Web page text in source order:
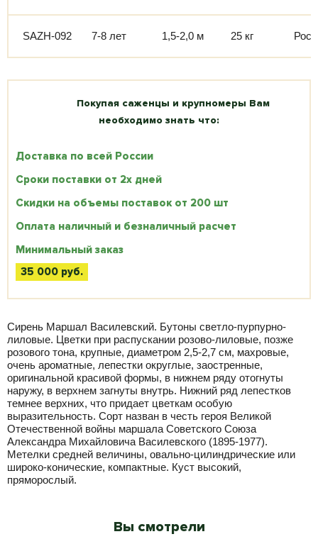
SAZH-092 7-8 лет 1,5-2,0 м 25 кг
Покупая саженцы и крупномеры Вам
необходимо знать что:
Доставка по всей России
Сроки поставки от 2х дней
Скидки на объемы поставок от 200 шт
Оплата наличный и безналичный расчет
Минимальный заказ
35 000 руб.
Сирень Маршал Василевский. Бутоны светло-пурпурно-
лиловые. Цветки при распускании розово-лиловые, позже
розового тона, крупные, диаметром 2,5-2,7 см, махровые,
очень ароматные, лепестки округлые, заостренные,
оригинальной красивой формы, в нижнем ряду отогнуты
наружу, в верхнем загнуты внутрь. Нижний ряд лепестков
темнее верхних, что придает цветкам особую
выразительность. Сорт назван в честь героя Великой
Отечественной войны маршала Советского Союза
Александра Михайловича Василевского (1895-1977).
Метелки средней величины, овально-цилиндрические или
широко-конические, компактные. Куст высокий,
пряморослый.
Вы смотрели